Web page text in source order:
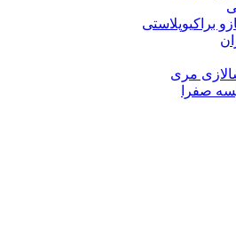
براکیوپلاستی
مری
صفرا